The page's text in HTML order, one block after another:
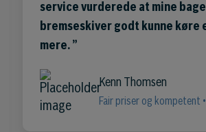
service vurderede at mine
bremseskiver godt kunne køre
mere.
Kenn Thomsen
Fair priser og kompetent •